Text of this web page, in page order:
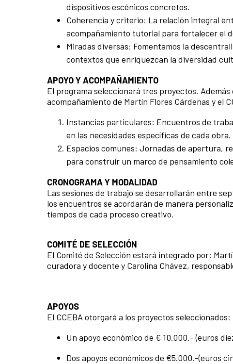
dispositivos escénicos concretos.
Coherencia y criterio: La relación integral
acompañamiento tutorial para fortalecer el
Miradas diversas: Fomentamos la
contextos que enriquezcan la diversidad
APOYO Y ACOMPAÑAMIENTO
El programa seleccionará tres proyectos.
acompañamiento de Martín Flores Cárdenas y el
Instancias particulares: Encuentros de
en las necesidades específicas de cada obra.
Espacios comunes: Jornadas de apertura,
para construir un marco de pensamiento
CRONOGRAMA Y MODALIDAD
Las sesiones de trabajo se desarrollarán entre
los encuentros se acordarán de manera
tiempos de cada proceso creativo.
COMITÉ DE SELECCIÓN
El Comité de Selección estará integrado por:
curadora y docente y Carolina Chávez,
APOYOS
El CCEBA otorgará a los proyectos seleccionados:
Un apoyo económico de € 10.000.- (euros
Dos apoyos económicos de €5.000.-(euros